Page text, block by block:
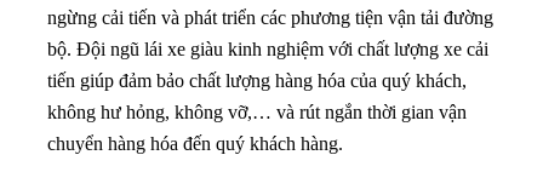
ngừng cải tiến và phát triển các phương tiện vận tải đường
bộ. Đội ngũ lái xe giàu kinh nghiệm với chất lượng xe cải
tiến giúp đảm bảo chất lượng hàng hóa của quý khách,
không hư hỏng, không vỡ,… và rút ngắn thời gian vận
chuyển hàng hóa đến quý khách hàng.